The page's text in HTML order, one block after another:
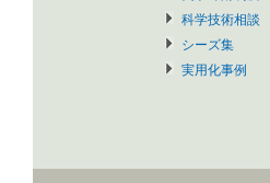
科学技術相談
シーズ集
実用化事例